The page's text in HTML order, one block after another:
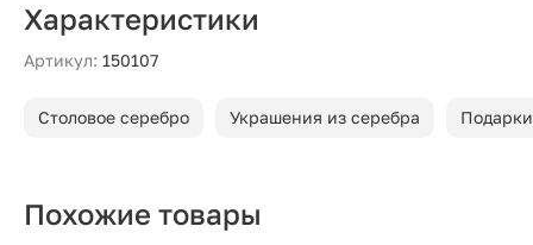
Характеристики
Артикул: 150107
Столовое серебро Украшения из серебра
Похожие товары